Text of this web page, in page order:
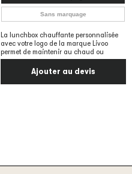
Sans marquage
La lunchbox chauffante personnalisée
avec votre logo de la marque Livoo
permet de maintenir au chaud ou
Ajouter au devis